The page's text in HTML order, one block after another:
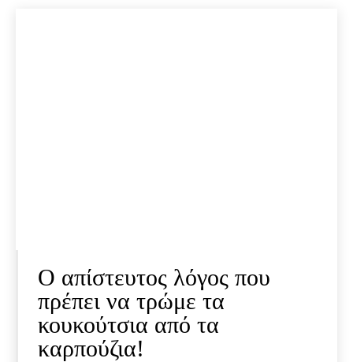
O απίστευτος λόγος που
πρέπει να τρώμε τα
κουκούτσια από τα
καρπούζια!